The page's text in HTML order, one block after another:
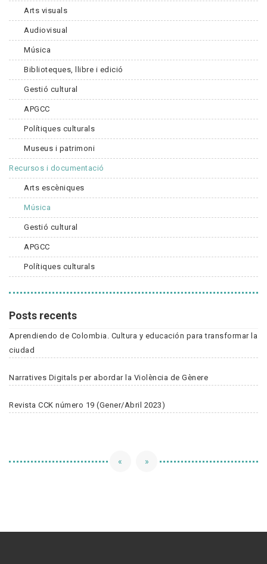
Arts visuals
Audiovisual
Música
Biblioteques, llibre i edició
Gestió cultural
APGCC
Polítiques culturals
Museus i patrimoni
Recursos i documentació
Arts escèniques
Música
Gestió cultural
APGCC
Polítiques culturals
Posts recents
Aprendiendo de Colombia. Cultura y educación para transformar la
ciudad
Narratives Digitals per abordar la Violència de Gènere
Revista CCK número 19 (Gener/Abril 2023)
« »